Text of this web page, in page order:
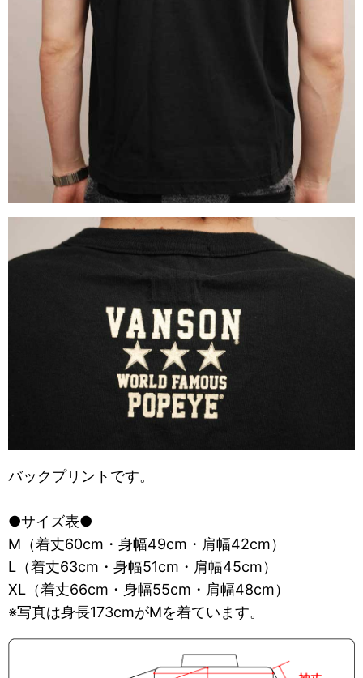
バックプリントです。
●サイズ表●
M（着丈60cm・身幅49cm・肩幅42cm）
L（着丈63cm・身幅51cm・肩幅45cm）
XL（着丈66cm・身幅55cm・肩幅48cm）
※写真は身長173cmがMを着ています。